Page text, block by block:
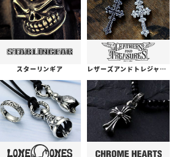
スターリンギア レザーズアンドトレジャーズ